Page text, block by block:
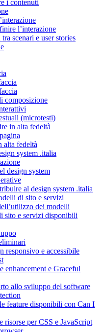
i contenuti
l’interazione
scenari e user stories
composizione
(microtesti)
in alta fedeltà
alta fedeltà
system .italia
design system
al design system .italia
di sito e servizi
dei modelli
sito e servizi disponibili
responsivo e accessibile
enhancement e Graceful
allo sviluppo del software
feature disponibili con Can I
risorse per CSS e JavaScript